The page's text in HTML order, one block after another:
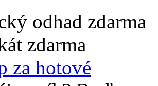
odhad zdarma
zdarma
za hotové